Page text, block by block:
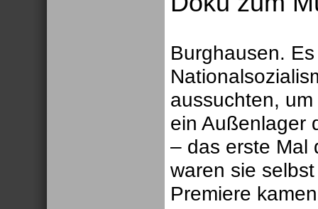
Burghausen.
aussuchten,
ein Außenlager
– das erste Mal
waren sie
Premiere